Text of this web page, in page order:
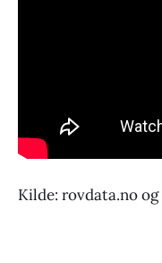
Kilde: rovdata.no